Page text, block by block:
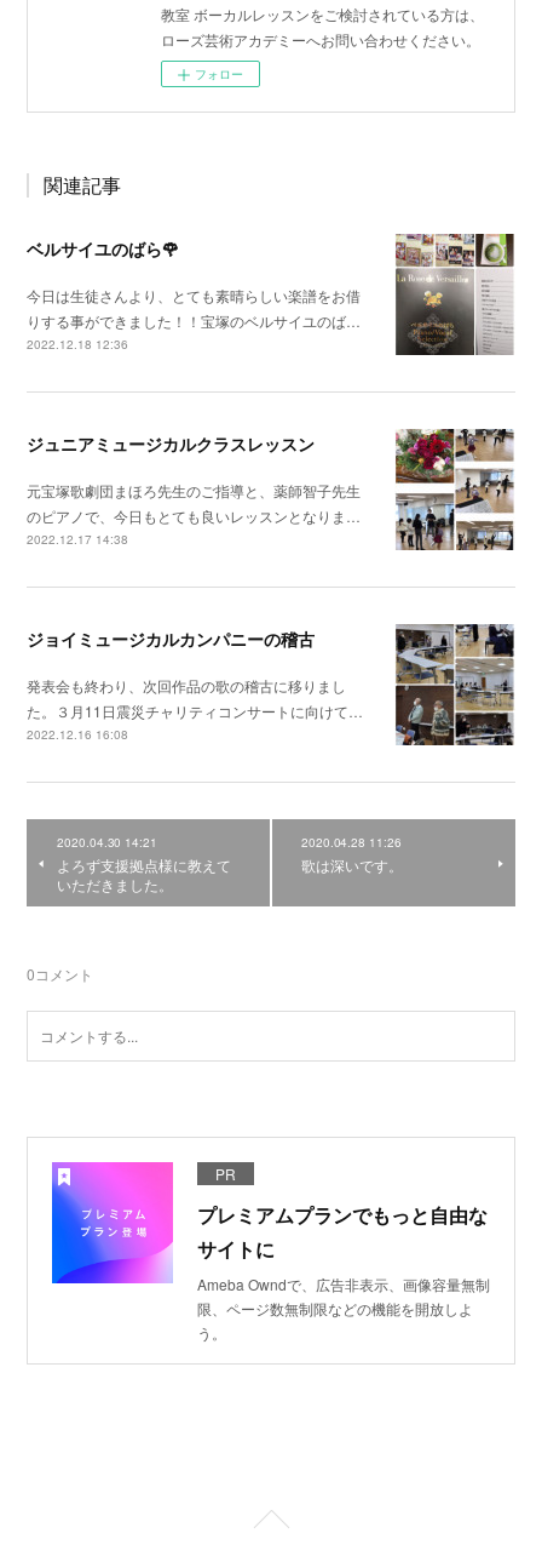
教室 ボーカルレッスンをご検討されている方は、
ローズ芸術アカデミーへお問い合わせください。
フォロー
関連記事
ベルサイユのばら🌹
今日は生徒さんより、とても素晴らしい楽譜をお借
りする事ができました！！宝塚のベルサイユのば…
2022.12.18 12:36
ジュニアミュージカルクラスレッスン
元宝塚歌劇団まほろ先生のご指導と、薬師智子先生
のピアノで、今日もとても良いレッスンとなりま…
2022.12.17 14:38
ジョイミュージカルカンパニーの稽古
発表会も終わり、次回作品の歌の稽古に移りまし
た。３月11日震災チャリティコンサートに向けて…
2022.12.16 16:08
2020.04.30 14:21
よろず支援拠点様に教えて
いただきました。
2020.04.28 11:26
歌は深いです。
0コメント
PR
プレミアムプランでもっと自由な
サイトに
Ameba Owndで、広告非表示、画像容量無制
限、ページ数無制限などの機能を開放しよ
う。